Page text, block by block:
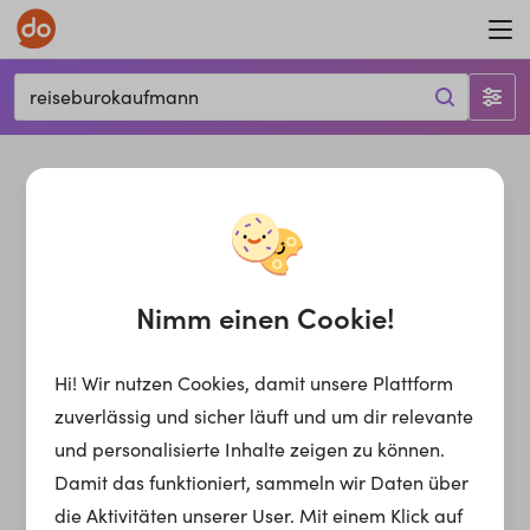
reiseburokaufmann
Nimm einen Cookie!
Hi! Wir nutzen Cookies, damit unsere Plattform
zuverlässig und sicher läuft und um dir relevante
und personalisierte Inhalte zeigen zu können.
Damit das funktioniert, sammeln wir Daten über
die Aktivitäten unserer User. Mit einem Klick auf